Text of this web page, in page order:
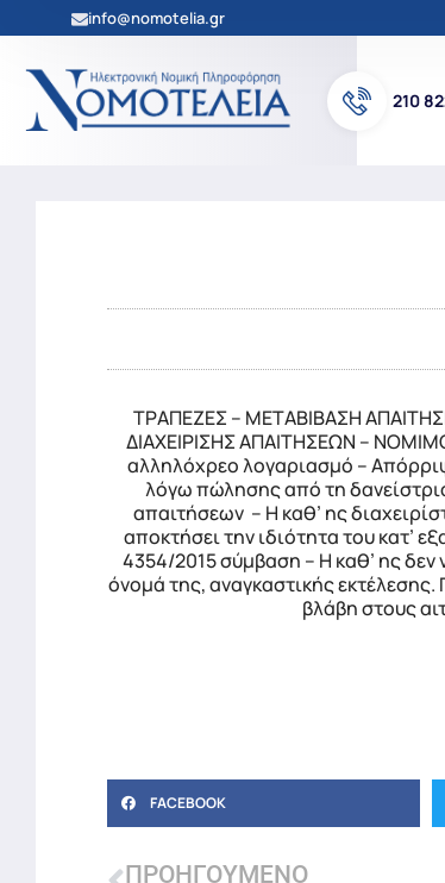
info@nomotelia.gr
210
ΤΡΑΠΕΖΕΣ – ΜΕΤΑΒΙΒΑΣΗ
ΔΙΑΧΕΙΡΙΣΗΣ ΑΠΑΙΤΗΣΕΩΝ –
αλληλόχρεο λογαριασμό –
λόγω πώλησης από τη
απαιτήσεων – Η καθ’ ης
αποκτήσει την ιδιότητα του κατ’
4354/2015 σύμβαση – Η καθ’ ης
όνομά της, αναγκαστικής
βλάβη στους
FACEBOOK
ΠΡΟΗΓΟΎΜΕΝΟ